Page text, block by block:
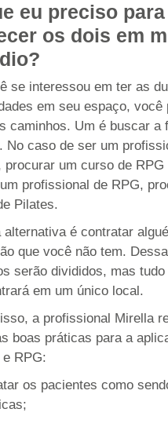
eu preciso para
os dois em
se interessou em ter as
em seu espaço, você
caminhos. Um é buscar a
No caso de ser um
procurar um curso de
profissional de RPG,
Pilates.
alternativa é contratar
que você não tem.
serão divididos, mas tudo
em um único local.
a profissional Mirella
boas práticas para a
e RPG:
os pacientes como